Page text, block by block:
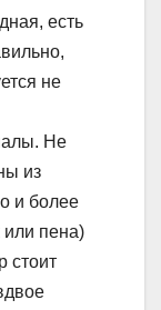
есть
не
Не
из
и более
или пена)
стоит